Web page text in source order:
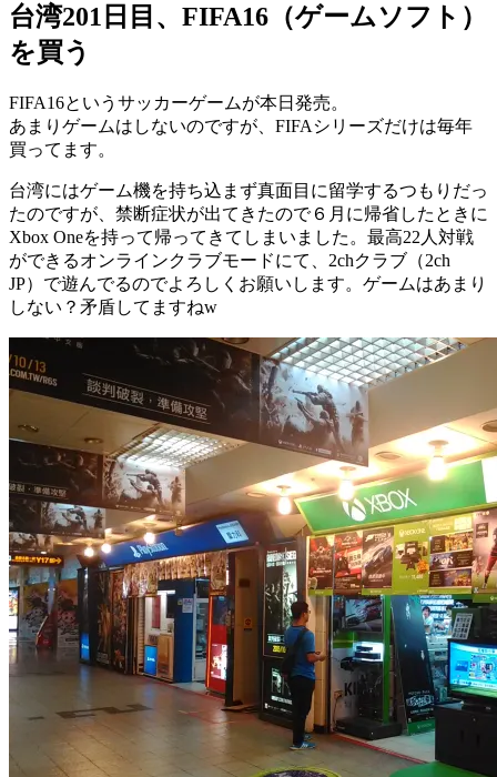
台湾201日目、FIFA16（ゲームソフト）
を買う
FIFA16というサッカーゲームが本日発売。
あまりゲームはしないのですが、FIFAシリーズだけは毎年
買ってます。
台湾にはゲーム機を持ち込まず真面目に留学するつもりだっ
たのですが、禁断症状が出てきたので６月に帰省したときに
Xbox Oneを持って帰ってきてしまいました。最高22人対戦
ができるオンラインクラブモードにて、2chクラブ（2ch
JP）で遊んでるのでよろしくお願いします。ゲームはあまり
しない？矛盾してますねw